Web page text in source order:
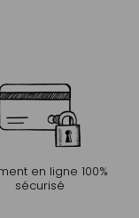
en ligne 100%
sécurisé